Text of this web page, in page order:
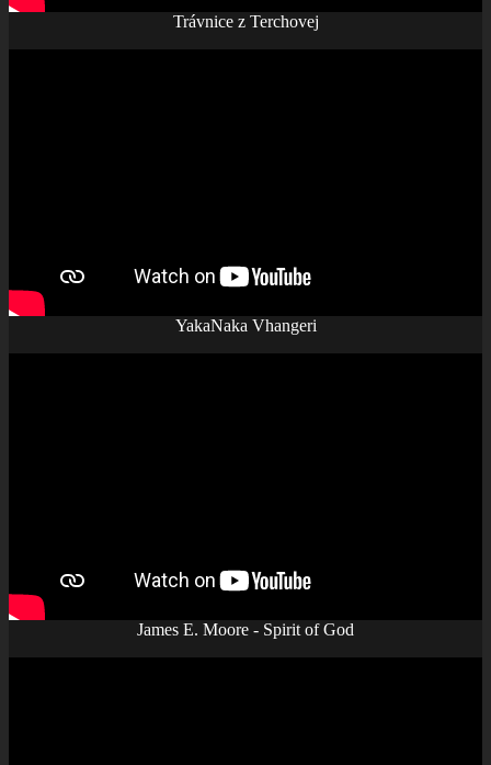
Trávnice z Terchovej
YakaNaka Vhangeri
James E. Moore - Spirit of God